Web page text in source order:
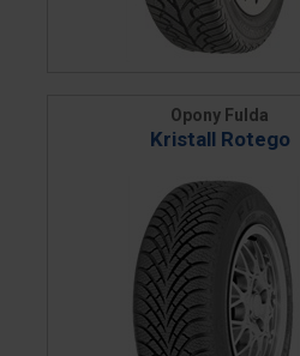
Opony Fulda
Kristall Rotego